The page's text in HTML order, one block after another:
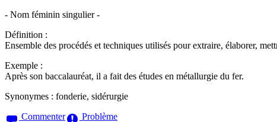
- Nom féminin singulier -
Définition :
Ensemble des procédés et techniques utilisés pour extraire, élaborer,
Exemple :
Après son baccalauréat, il a fait des études en métallurgie du fer.
Synonymes : fonderie, sidérurgie
Commenter
Problème